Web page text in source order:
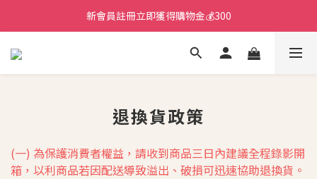
新會員註冊立即獲得購物金💰300
退換貨政策
(一) 為保護消費者權益，請收到商品三日內建議全程錄影開
箱，以利商品若因配送導致溢出、破損可迅速協助退換貨。